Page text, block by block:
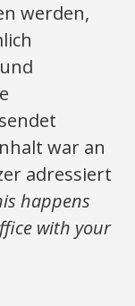
werden,
war an
adressiert
happens
with your